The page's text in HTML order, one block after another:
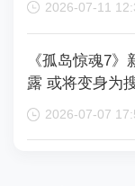
2026-07-11
《孤岛惊魂7
露 或将变身为
2026-07-07